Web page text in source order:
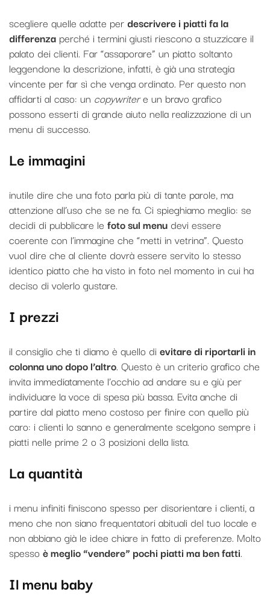
scegliere quelle adatte perdescrivere i piatti fa la
differenza perché i termini giusti riescono a stuzzicare il
palato dei clienti. Far “assaporare” un piatto soltanto
leggendone la descrizione, infatti, è già una strategia
vincente per far sì che venga ordinato. Per questo non
affidarti al caso: un copywritere un bravo grafico
possono esserti di grande aiuto nella realizzazione di un
menu di successo.
Le immagini
inutile dire che una foto parla più di tante parole, ma
attenzione all’uso che se ne fa. Ci spieghiamo meglio: se
decidi di pubblicare le foto sul menu devi essere
coerente con l’immagine che “metti in vetrina”. Questo
vuol dire che al cliente dovrà essere servito lo stesso
identico piatto che ha visto in foto nel momento in cui ha
deciso di volerlo gustare.
I prezzi
il consiglio che ti diamo è quello di evitare di riportarli in
colonna uno dopo l’altro. Questo è un criterio grafico che
invita immediatamente l’occhio ad andare su e giù per
individuare la voce di spesa più bassa. Evita anche di
partire dal piatto meno costoso per finire con quello più
caro: i clienti lo sanno e generalmente scelgono sempre i
piatti nelle prime 2 o 3 posizioni della lista.
La quantità
i menu infiniti finiscono spesso per disorientare i clienti, a
meno che non siano frequentatori abituali del tuo locale e
non abbiano già le idee chiare in fatto di preferenze. Molto
spesso è meglio “vendere” pochi piatti ma ben fatti.
Il menu baby